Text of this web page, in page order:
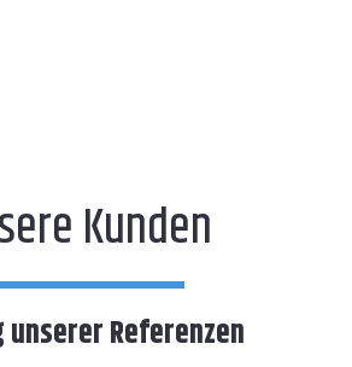
Kunden
unserer Referenzen